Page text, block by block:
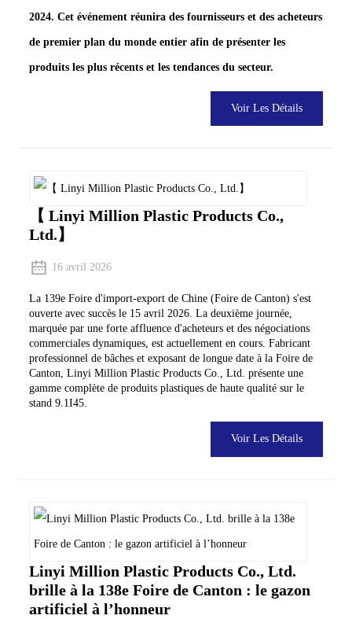
2024. Cet événement réunira des fournisseurs et des acheteurs
de premier plan du monde entier afin de présenter les
produits les plus récents et les tendances du secteur.
Voir Les Détails
【 Linyi Million Plastic Products Co.,
Ltd.】
16 avril 2026
La 139e Foire d'import-export de Chine (Foire de Canton) s'est
ouverte avec succès le 15 avril 2026. La deuxième journée,
marquée par une forte affluence d'acheteurs et des négociations
commerciales dynamiques, est actuellement en cours. Fabricant
professionnel de bâches et exposant de longue date à la Foire de
Canton, Linyi Million Plastic Products Co., Ltd. présente une
gamme complète de produits plastiques de haute qualité sur le
stand 9.1I45.
Voir Les Détails
Linyi Million Plastic Products Co., Ltd.
brille à la 138e Foire de Canton : le gazon
artificiel à l’honneur